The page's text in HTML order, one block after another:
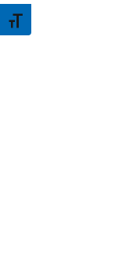
Schrift vergrößern